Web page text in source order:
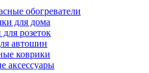
обогреватели
для дома
розеток
автошин
коврики
аксессуары